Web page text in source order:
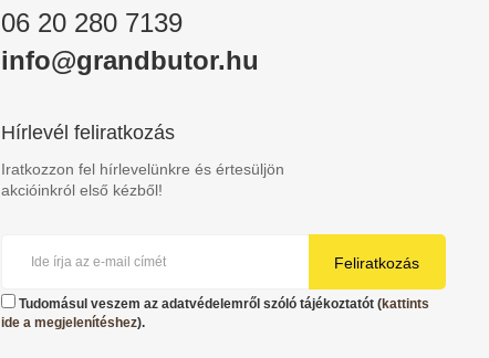
06 20 280 7139
info@grandbutor.hu
Hírlevél feliratkozás
Iratkozzon fel hírlevelünkre és értesüljön
akcióinkról első kézből!
Feliratkozás
Tudomásul veszem az adatvédelemről szóló tájékoztatót (kattints
ide a megjelenítéshez).